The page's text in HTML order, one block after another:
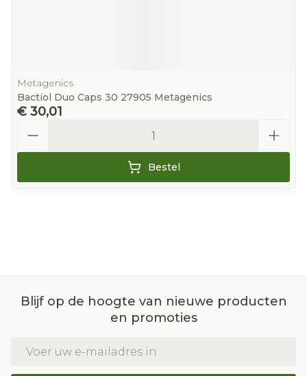
Metagenics
Bactiol Duo Caps 30 27905 Metagenics
€ 30,01
Bestel
Blijf op de hoogte van nieuwe producten
en promoties